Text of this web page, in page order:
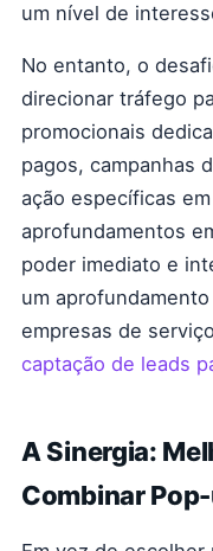
um nível de
No entanto, o
direcionar tráfego
promocionais
pagos, campanhas
ação específicas
aprofundamentos
poder imediato e
um
empresas de
captação de leads
A Sinergia:
Combinar